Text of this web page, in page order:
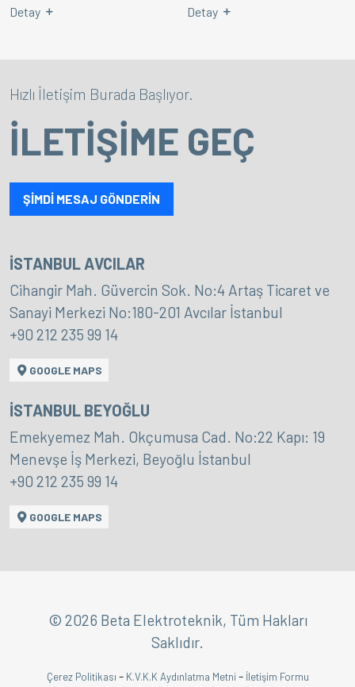
Detay Detay
Hızlı İletişim Burada Başlıyor.
İLETİŞİME GEÇ
ŞİMDİ MESAJ GÖNDERİN
İSTANBUL AVCILAR
Cihangir Mah. Güvercin Sok. No:4 Artaş Ticaret ve
Sanayi Merkezi No:180-201 Avcılar İstanbul
+90 212 235 99 14
GOOGLE MAPS
İSTANBUL BEYOĞLU
Emekyemez Mah. Okçumusa Cad. No:22 Kapı: 19
Menevşe İş Merkezi, Beyoğlu İstanbul
+90 212 235 99 14
GOOGLE MAPS
© 2026 Beta Elektroteknik, Tüm Hakları
Saklıdır.
Çerez Politikası - K.V.K.K Aydınlatma Metni - İletişim Formu